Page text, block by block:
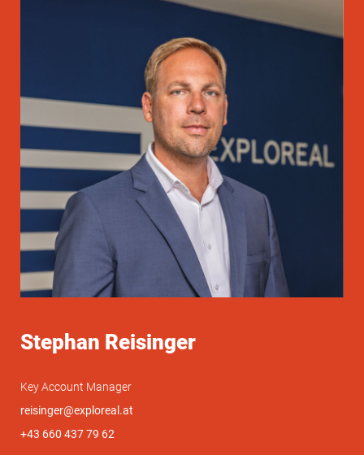
Stephan Reisinger
Key Account Manager
reisinger@exploreal.at
+43 660 437 79 62